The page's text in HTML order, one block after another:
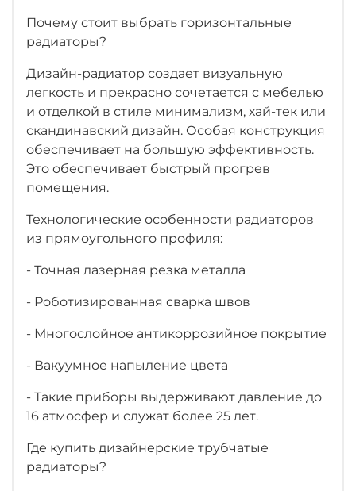
Почему стоит выбрать горизонтальные
радиаторы?
Дизайн-радиатор создает визуальную
легкость и прекрасно сочетается с мебелью
и отделкой в стиле минимализм, хай-тек или
скандинавский дизайн. Особая конструкция
обеспечивает на большую эффективность.
Это обеспечивает быстрый прогрев
помещения.
Технологические особенности радиаторов
из прямоугольного профиля:
- Точная лазерная резка металла
- Роботизированная сварка швов
- Многослойное антикоррозийное покрытие
- Вакуумное напыление цвета
- Такие приборы выдерживают давление до
16 атмосфер и служат более 25 лет.
Где купить дизайнерские трубчатые
радиаторы?